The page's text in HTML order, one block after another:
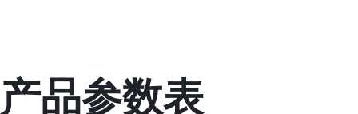
产品参数表